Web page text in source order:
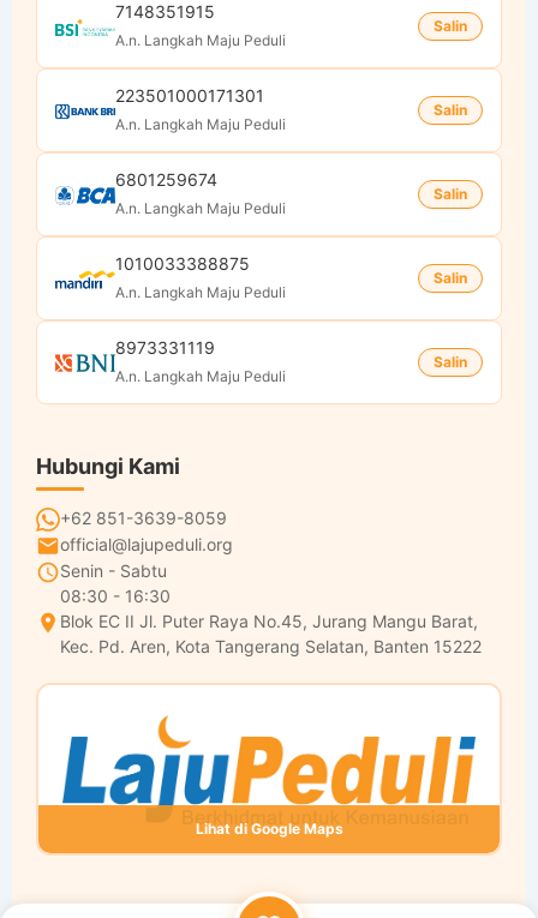
7148351915
A.n. Langkah Maju Peduli
Salin
223501000171301
A.n. Langkah Maju Peduli
Salin
6801259674
A.n. Langkah Maju Peduli
Salin
1010033388875
A.n. Langkah Maju Peduli
Salin
8973331119
A.n. Langkah Maju Peduli
Salin
Hubungi Kami
+62 851-3639-8059
official@lajupeduli.org
Senin - Sabtu
08:30 - 16:30
Blok EC II Jl. Puter Raya No.45, Jurang Mangu Barat,
Kec. Pd. Aren, Kota Tangerang Selatan, Banten 15222
Lihat di Google Maps